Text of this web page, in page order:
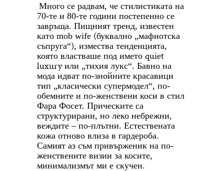
Много се радвам, че стилистиката на
70-те и 80-те години постепенно се
завръща. Пищният тренд, известен
като mob wife (буквално „мафиотска
съпруга“), измества тенденцията,
която властваше под името quiеt
luxuryили „тихия лукс“. Бавно на
мода идват по-знойните красавици
тип „класически супермодел“, по-
обемните и по-женствени коси в стил
Фара Фосет. Прическите са
структурирани, но леко небрежни,
веждите – по-плътни. Естествената
кожа отново влиза в гардероба.
Самият аз съм привърженик на по-
женствените визии за косите,
минимализмът ми е скучен.